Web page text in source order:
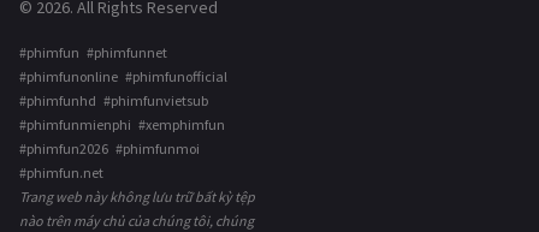
© 2026. All Rights Reserved
#phimfun #phimfunnet
#phimfunonline #phimfunofficial
#phimfunhd #phimfunvietsub
#phimfunmienphi #xemphimfun
#phimfun2026 #phimfunmoi
#phimfun.net
Trang web này không lưu trữ bất kỳ tệp
nào trên máy chủ của chúng tôi, chúng